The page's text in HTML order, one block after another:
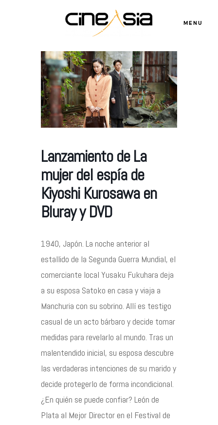
MENU
Lanzamiento de La
mujer del espía de
Kiyoshi Kurosawa en
Bluray y DVD
1940, Japón. La noche anterior al
estallido de la Segunda Guerra Mundial, el
comerciante local Yusaku Fukuhara deja
a su esposa Satoko en casa y viaja a
Manchuria con su sobrino. Allí es testigo
casual de un acto bárbaro y decide tomar
medidas para revelarlo al mundo. Tras un
malentendido inicial, su esposa descubre
las verdaderas intenciones de su marido y
decide protegerlo de forma incondicional.
¿En quién se puede confiar? León de
Plata al Mejor Director en el Festival de
Servicios
Contacto
©2026 COPYRIGHT FLOTHEMES